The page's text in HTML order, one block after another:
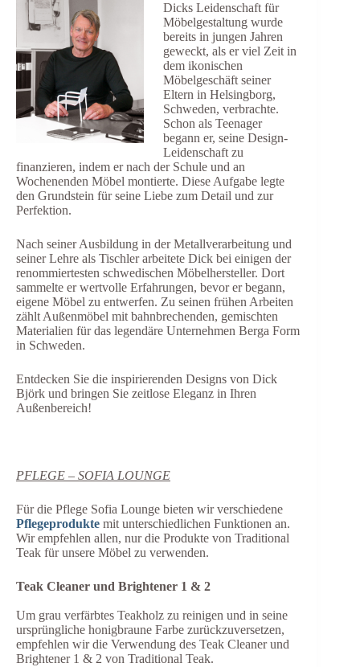
Dicks Leidenschaft für
Möbelgestaltung wurde
bereits in jungen Jahren
geweckt, als er viel Zeit in
dem ikonischen
Möbelgeschäft seiner
Eltern in Helsingborg,
Schweden, verbrachte.
Schon als Teenager
begann er, seine Design-
Leidenschaft zu
finanzieren, indem er nach der Schule und an
Wochenenden Möbel montierte. Diese Aufgabe legte
den Grundstein für seine Liebe zum Detail und zur
Perfektion.
Nach seiner Ausbildung in der Metallverarbeitung und
seiner Lehre als Tischler arbeitete Dick bei einigen der
renommiertesten schwedischen Möbelhersteller. Dort
sammelte er wertvolle Erfahrungen, bevor er begann,
eigene Möbel zu entwerfen. Zu seinen frühen Arbeiten
zählt Außenmöbel mit bahnbrechenden, gemischten
Materialien für das legendäre Unternehmen Berga Form
in Schweden.
Entdecken Sie die inspirierenden Designs von Dick
Björk und bringen Sie zeitlose Eleganz in Ihren
Außenbereich!
PFLEGE – SOFIA LOUNGE
Für die Pflege Sofia Lounge bieten wir verschiedene
Pflegeprodukte mit unterschiedlichen Funktionen an.
Wir empfehlen allen, nur die Produkte von Traditional
Teak für unsere Möbel zu verwenden.
Teak Cleaner und Brightener 1 & 2
Um grau verfärbtes Teakholz zu reinigen und in seine
ursprüngliche honigbraune Farbe zurückzuversetzen,
empfehlen wir die Verwendung des Teak Cleaner und
Brightener 1 & 2 von Traditional Teak.